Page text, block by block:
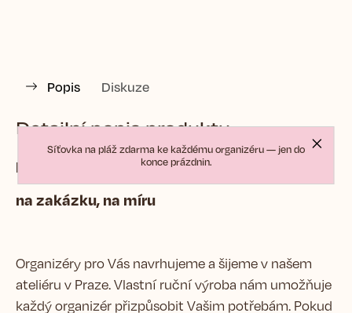
Síťovka na pláž zdarma ke každému organizéru — jen do
konce prázdnin.
Popis Diskuze
Detailní popis produktu
BESPOKE
na zakázku, na míru
Organizéry pro Vás navrhujeme a šijeme v našem
ateliéru v Praze. Vlastní ruční výroba nám umožňuje
každý organizér přizpůsobit Vašim potřebám. Pokud